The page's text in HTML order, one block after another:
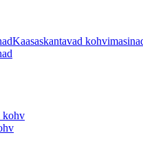
Kaasaskantavad